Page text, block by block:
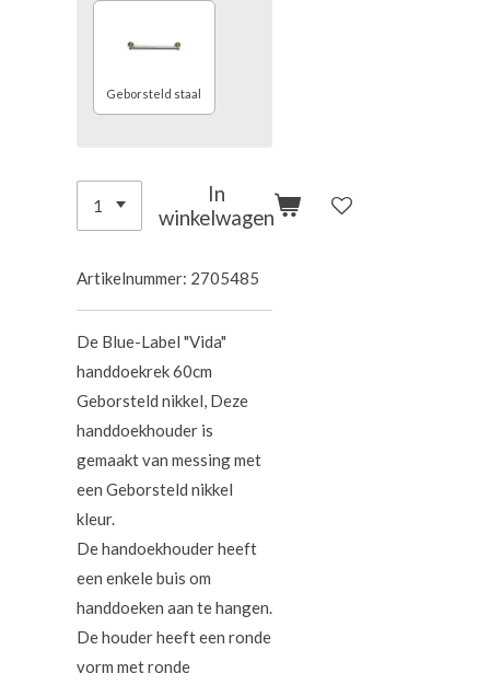
Geborsteld staal
In
winkelwagen
Artikelnummer: 2705485
De Blue-Label "Vida"
handdoekrek 60cm
Geborsteld nikkel, Deze
handdoekhouder is
gemaakt van messing met
een Geborsteld nikkel
kleur.
De handoekhouder heeft
een enkele buis om
handdoeken aan te hangen.
De houder heeft een ronde
vorm met ronde